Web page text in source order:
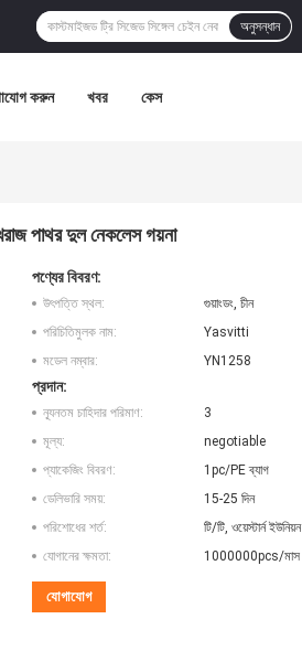
অনুসন্ধান
করুন খবর কেস
পাথর দুল নেকলেস গয়না
পণ্যের বিবরণ:
উৎপত্তি স্থল:
গুয়াংডং, চীন
পরিচিতিমুলক নাম:
Yasvitti
মডেল নম্বার:
YN1258
প্রদান:
ন্যূনতম চাহিদার পরিমাণ:
3
মূল্য:
negotiable
প্যাকেজিং বিবরণ:
1pc/PE ব্যাগ
ডেলিভারি সময়:
15-25 দিন
পরিশোধের শর্ত:
টি/টি, ওয়েস্টার্ন ইউনিয়ন
যোগানের ক্ষমতা:
1000000pcs/মাস
যোগাযোগ